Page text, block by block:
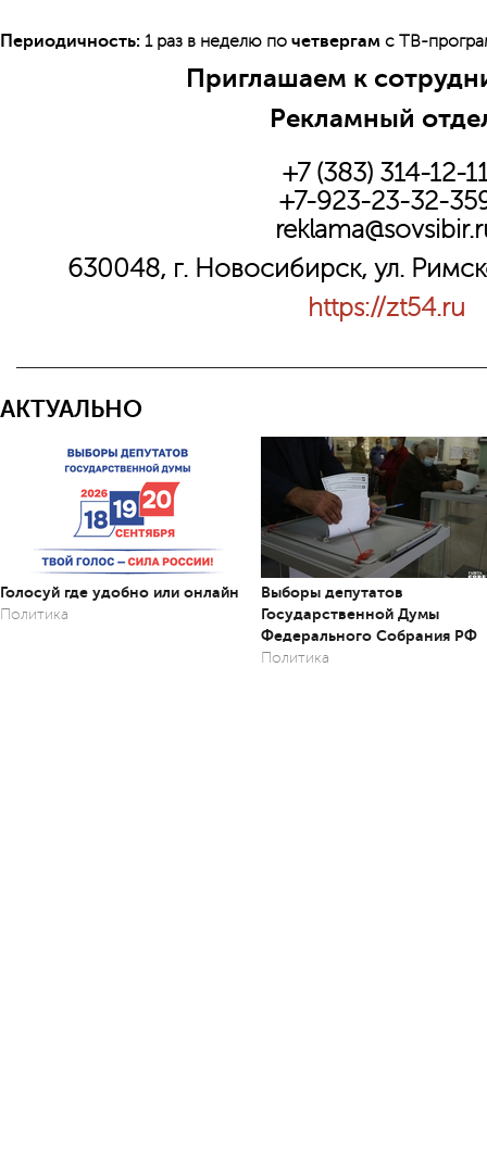
Периодичность: 1 раз в неделю по четвергам с ТВ-
Приглашаем к
Рекламный
+7 (383) 314-12-
+7-923-23-32-
630048, г. Новосибирск, ул.
https://zt54.ru
АКТУАЛЬНО
Голосуй где удобно или онлайн
Политика
Выборы депутатов
Государственной Думы
Федерального Собрания РФ
Политика